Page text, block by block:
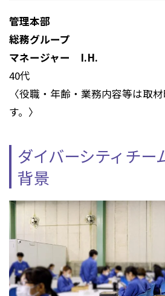
管理本部
総務グループ
マネージャー I.H.
40代
〈役職・年齢・業務内容等は取
す。〉
ダイバーシティチー
背景